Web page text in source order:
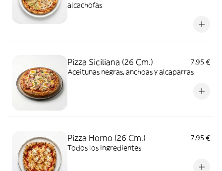
alcachofas
Pizza Siciliana (26 Cm.)
7,95 €
Aceitunas negras, anchoas y alcaparras
Pizza Horno (26 Cm.)
7,95 €
Todos los Ingredientes